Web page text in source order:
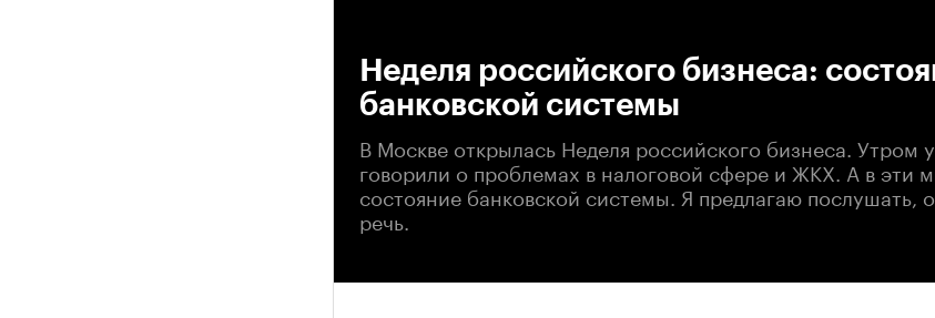
Неделя российского бизнеса:
банковской системы
В Москве открылась Неделя российского бизнеса. Утром
говорили о проблемах в налоговой сфере и ЖКХ. А в эти
состояние банковской системы. Я предлагаю послушать,
речь.